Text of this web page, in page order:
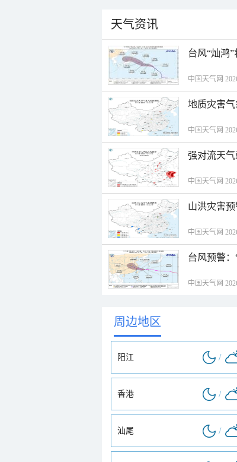
天气资讯
台风“灿鸿
中国天气网
地质灾害
中国天气网
强对流天
中国天气网
山洪灾害
中国天气网
台风预警
中国天气网
周边地区
阳江 /
香港 /
汕尾 /